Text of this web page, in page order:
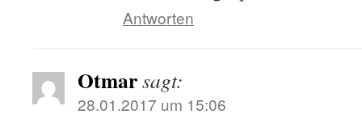
Antworten
Otmarsagt:
28.01.2017 um 15:06